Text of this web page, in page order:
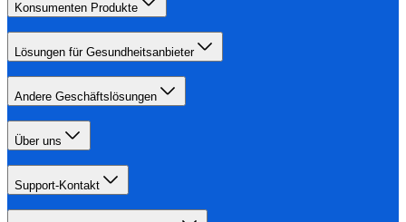
Konsumenten Produkte
Lösungen für Gesundheitsanbieter
Andere Geschäftslösungen
Über uns
Support-Kontakt